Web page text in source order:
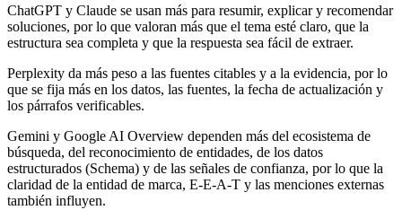
ChatGPT y Claude se usan más para resumir, explicar y recomendar
soluciones, por lo que valoran más que el tema esté claro, que la
estructura sea completa y que la respuesta sea fácil de extraer.
Perplexity da más peso a las fuentes citables y a la evidencia, por lo
que se fija más en los datos, las fuentes, la fecha de actualización y
los párrafos verificables.
Gemini y Google AI Overview dependen más del ecosistema de
búsqueda, del reconocimiento de entidades, de los datos
estructurados (Schema) y de las señales de confianza, por lo que la
claridad de la entidad de marca, E-E-A-T y las menciones externas
también influyen.